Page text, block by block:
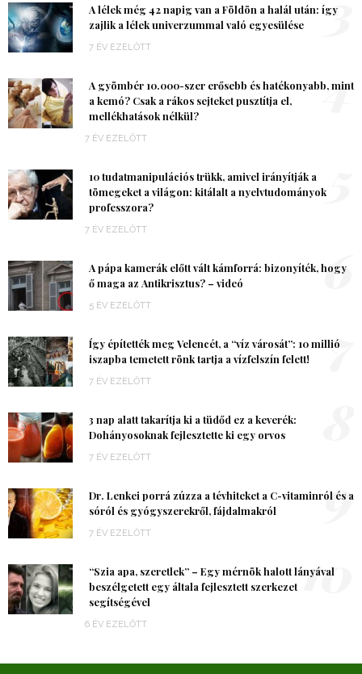
A lélek még 42 napig van a Földön a halál után: így
zajlik a lélek univerzummal való egyesülése
7 ÉV EZELŐTT
A gyömbér 10.000-szer erősebb és hatékonyabb, mint
a kemó? Csak a rákos sejteket pusztítja el,
mellékhatások nélkül?
7 ÉV EZELŐTT
4
10 tudatmanipulációs trükk, amivel irányítják a
tömegeket a világon: kitálalt a nyelvtudományok
professzora?
7 ÉV EZELŐTT
A pápa kamerák előtt vált kámforrá: bizonyíték, hogy
ő maga az Antikrisztus? – videó
5 ÉV EZELŐTT
6
Így építették meg Velencét, a “víz városát”: 10 millió
iszapba temetett rönk tartja a vízfelszín felett!
7 ÉV EZELŐTT
7
3 nap alatt takarítja ki a tüdőd ez a keverék:
Dohányosoknak fejlesztette ki egy orvos
7 ÉV EZELŐTT
Dr. Lenkei porrá zúzza a tévhiteket a C-vitaminról és a
sóról és gyógyszerekről, fájdalmakról
7 ÉV EZELŐTT
9
“Szia apa, szeretlek” – Egy mérnök halott lányával
beszélgetett egy általa fejlesztett szerkezet
segítségével
6 ÉV EZELŐTT
10